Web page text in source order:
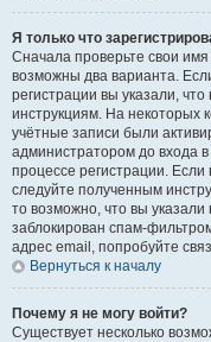
Я только что
Сначала проверьте свои
возможны два варианта.
регистрации вы указали,
инструкциям. На некоторых
учётные записи были
администратором до входа
процессе регистрации.
следуйте полученным
то возможно, что вы
заблокирован спам-
адрес email, попробуйте
Вернуться к началу
Почему я не могу войти?
Существует несколько